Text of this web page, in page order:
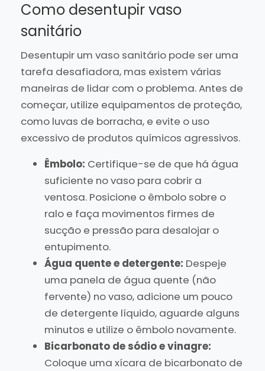
Como desentupir vaso
sanitário
Desentupir um vaso sanitário pode ser uma
tarefa desafiadora, mas existem várias
maneiras de lidar com o problema. Antes de
começar, utilize equipamentos de proteção,
como luvas de borracha, e evite o uso
excessivo de produtos químicos agressivos.
Êmbolo: Certifique-se de que há água
suficiente no vaso para cobrir a
ventosa. Posicione o êmbolo sobre o
ralo e faça movimentos firmes de
sucção e pressão para desalojar o
entupimento.
Água quente e detergente: Despeje
uma panela de água quente (não
fervente) no vaso, adicione um pouco
de detergente líquido, aguarde alguns
minutos e utilize o êmbolo novamente.
Bicarbonato de sódio e vinagre:
Coloque uma xícara de bicarbonato de